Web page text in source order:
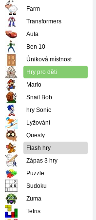
Farm
Transformers
Auta
Ben 10
Úniková místnost
Hry pro děti
Mario
Snail Bob
hry Sonic
Lyžování
Questy
Flash hry
Zápas 3 hry
Puzzle
Sudoku
Zuma
Tetris